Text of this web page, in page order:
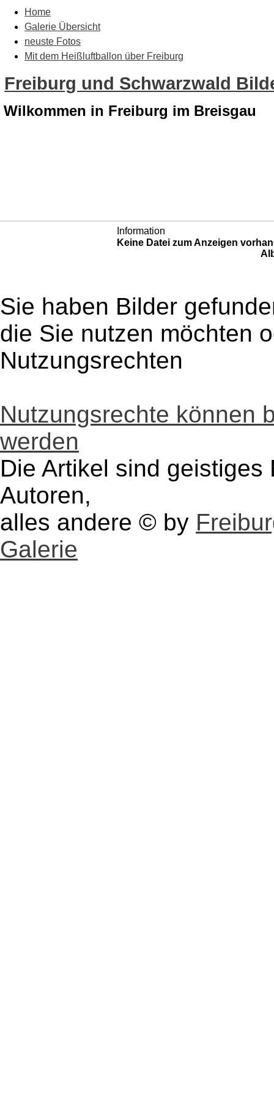
Home
Galerie Übersicht
neuste Fotos
Mit dem Heißluftballon über Freiburg
Freiburg und Schwarzwald
Wilkommen in Freiburg im Breisgau
Information
Keine Datei zum Anzeigen
Sie haben Bilder
die Sie nutzen möchten
Nutzungsrechten
Nutzungsrechte können
werden
Die Artikel sind
Autoren,
alles andere © by
Galerie